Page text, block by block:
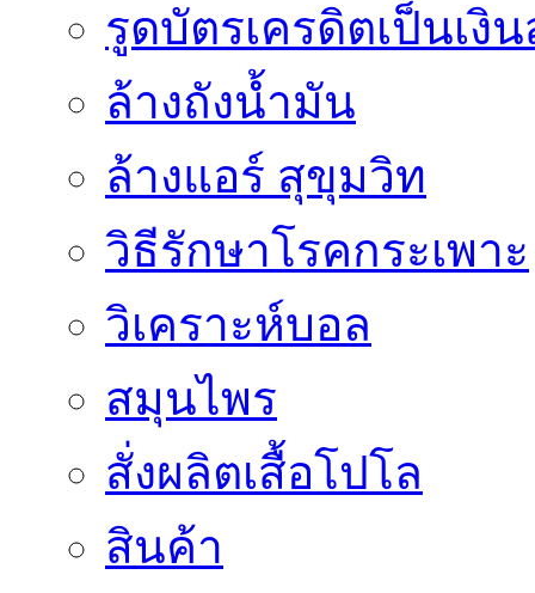
รูดบัตรเครดิตเป็นเงิ
ล้างถังน้ำมัน
ล้างแอร์ สุขุมวิท
วิธีรักษาโรคกระเพาะ
วิเคราะห์บอล
สมุนไพร
สั่งผลิตเสื้อโปโล
สินค้า